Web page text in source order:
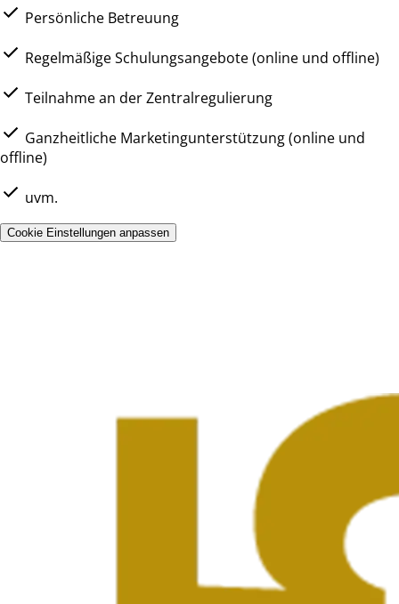
Persönliche Betreuung
Regelmäßige Schulungsangebote (online und offline)
Teilnahme an der Zentralregulierung
Ganzheitliche Marketingunterstützung (online und
offline)
uvm.
Cookie Einstellungen anpassen